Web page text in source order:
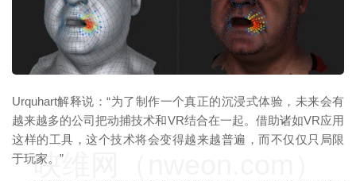
Urquhart解释说：“为了制作一个真正的沉浸式体验，未来会有
越来越多的公司把动捕技术和VR结合在一起。借助诸如VR应用
这样的工具，这个技术将会变得越来越普遍，而不仅仅只局限
于玩家。”
映维网（nweon.com）